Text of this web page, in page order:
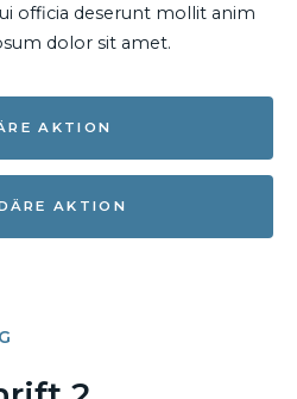
officia deserunt mollit anim
dolor sit amet.
AKTION
AKTION